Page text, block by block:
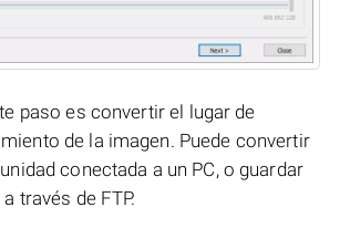
paso es convertir el lugar de
de la imagen. Puede convertir
conectada a un PC, o guardar
través de FTP.